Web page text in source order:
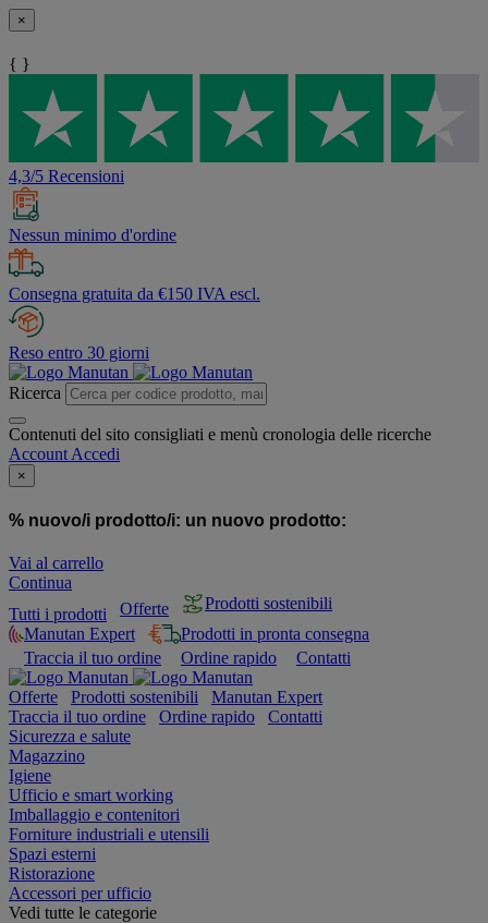
×
{ }
4,3/5 Recensioni
Nessun minimo d'ordine
Consegna gratuita da €150 IVA escl.
Reso entro 30 giorni
Ricerca
Contenuti del sito consigliati e menù cronologia delle ricerche
Account Accedi
×
% nuovo/i prodotto/i: un nuovo prodotto:
Vai al carrello
Continua
Tutti i prodotti
Offerte
Prodotti sostenibili
Manutan Expert
Prodotti in pronta consegna
Traccia il tuo ordine
Ordine rapido Contatti
Offerte Prodotti sostenibili
Manutan Expert
Traccia il tuo ordine
Ordine rapido
Contatti
Sicurezza e salute
Magazzino
Igiene
Ufficio e smart working
Imballaggio e contenitori
Forniture industriali e utensili
Spazi esterni
Ristorazione
Accessori per ufficio
Vedi tutte le categorie